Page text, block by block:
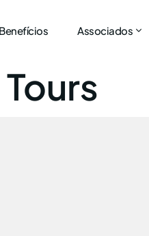
Benefícios Associados